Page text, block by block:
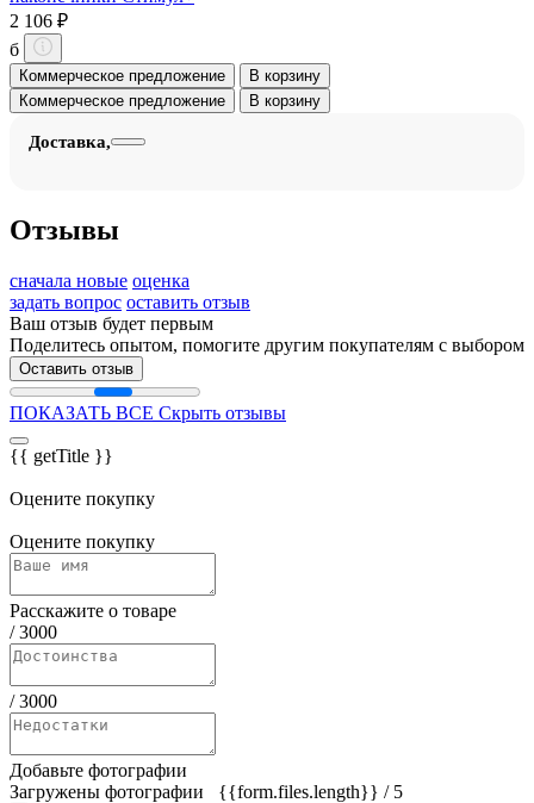
2 106 ₽
б
Коммерческое предложение
В корзину
Коммерческое предложение
В корзину
Доставка,
Отзывы
сначала новые оценка
задать вопрос оставить отзыв
Ваш отзыв будет первым
Поделитесь опытом, помогите другим покупателям с выбором
Оставить отзыв
ПОКАЗАТЬ ВСЕ Скрыть отзывы
{{ getTitle }}
Оцените покупку
Оцените покупку
Расскажите о товаре
/3000
/3000
Добавьте фотографии
Загружены фотографии
{{form.files.length}} / 5